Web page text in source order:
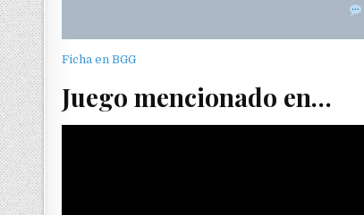
Ficha en BGG
Juego mencionado en…